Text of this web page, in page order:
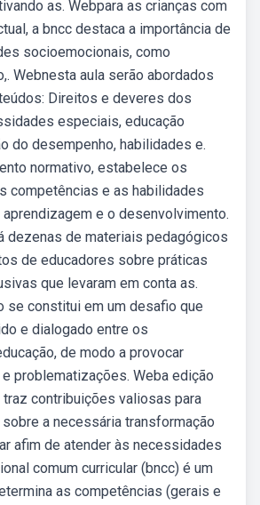
as. Webpara as crianças com
a bncc destaca a importância de
socioemocionais, como
Webnesta aula serão abordados
Direitos e deveres dos
especiais, educação
do desempenho, habilidades e.
normativo, estabelece os
competências e as habilidades
e o desenvolvimento.
dezenas de materiais pedagógicos
de educadores sobre práticas
que levaram em conta as.
se constitui em um desafio que
e dialogado entre os
de modo a provocar
problematizações. Weba edição
contribuições valiosas para
a necessária transformação
afim de atender às necessidades
comum curricular (bncc) é um
as competências (gerais e